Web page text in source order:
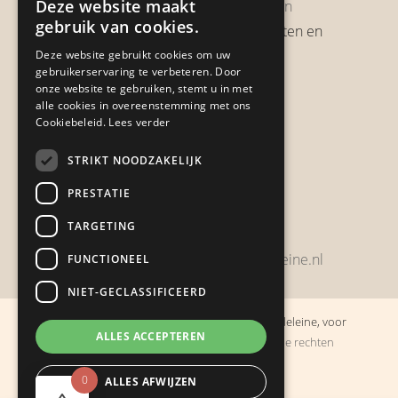
Garantie & Retourneren
Verzendbeleid, verzendkosten en
verzendtijden
Heb je een klacht?
Zwijnsbergenstraat 154
bestelling@boulevarddelamadeleine.nl
© Copyright 2019 - 2026Boulevard de la Madeleine, voor
cadeaus die je stiekem liever zelf houdt· Alle rechten
voorbehouden
Ontwikkeling door
0
Deze website maakt
gebruik van cookies.
Deze website gebruikt cookies om uw
gebruikerservaring te verbeteren. Door
onze website te gebruiken, stemt u in met
alle cookies in overeenstemming met ons
Cookiebeleid. Lees verder
STRIKT NOODZAKELIJK
PRESTATIE
TARGETING
FUNCTIONEEL
NIET-GECLASSIFICEERD
ALLES ACCEPTEREN
ALLES AFWIJZEN